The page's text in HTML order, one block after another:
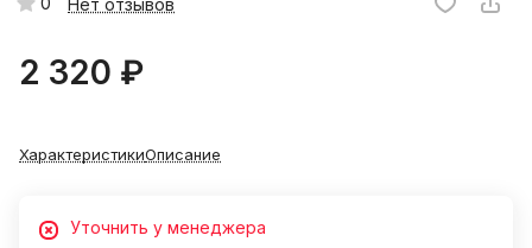
Нет отзывов
2 320 ₽
ХарактеристикиОписание
Уточнить у менеджера